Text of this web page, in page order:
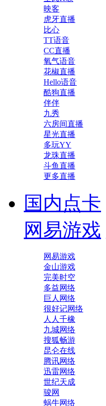
映客
虎牙直播
比心
TT语音
CC直播
氧气语音
花椒直播
Hello语音
酷狗直播
伴伴
九秀
六房间直播
星光直播
多玩YY
龙珠直播
斗鱼直播
更多直播
国内点卡
网易游戏
网易游戏
金山游戏
完美时空
多益网络
巨人网络
很好记网络
人人千橡
九城网络
搜狐畅游
昆仑在线
腾讯网络
迅雷网络
世纪天成
骏网
蜗牛网络